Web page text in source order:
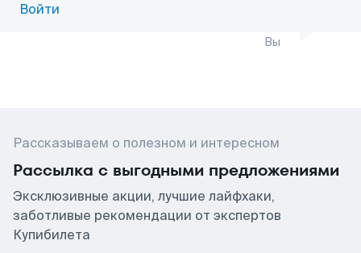
Войти
Вы
Рассказываем о полезном и интересном
Рассылка с выгодными предложениями
Эксклюзивные акции, лучшие лайфхаки,
заботливые рекомендации от экспертов
Купибилета